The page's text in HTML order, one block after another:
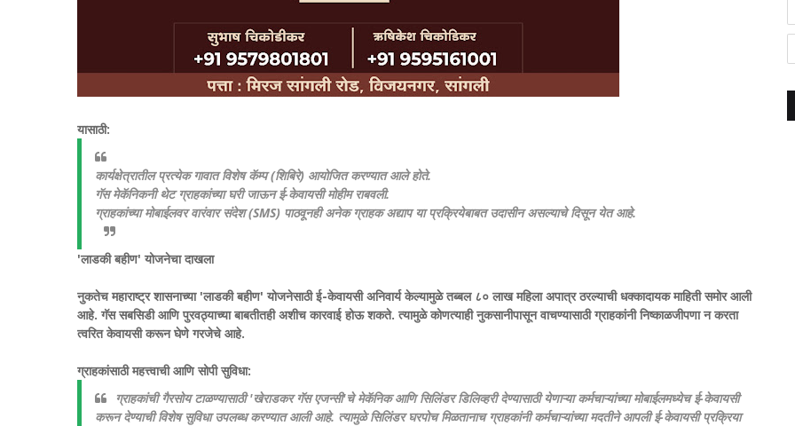
यासाठी:
​कार्यक्षेत्रातील प्रत्येक गावात विशेष कॅम्प (शिबिरे) आयोजित करण्यात आले होते.
​गॅस मेकॅनिकनी थेट ग्राहकांच्या घरी जाऊन ई-केवायसी मोहीम राबवली.
​ग्राहकांच्या मोबाईलवर वारंवार संदेश (SMS) पाठवूनही अनेक ग्राहक अद्याप या प्रक्रियेबाबत उदासीन असल्याचे दिसून येत आहे.
​'लाडकी बहीण' योजनेचा दाखला
​नुकतेच महाराष्ट्र शासनाच्या 'लाडकी बहीण' योजनेसाठी ई-केवायसी अनिवार्य केल्यामुळे तब्बल ८० लाख महिला अपात्र ठरल्याची धक्कादायक माहिती समोर आली
आहे. गॅस सबसिडी आणि पुरवठ्याच्या बाबतीतही अशीच कारवाई होऊ शकते. त्यामुळे कोणत्याही नुकसानीपासून वाचण्यासाठी ग्राहकांनी निष्काळजीपणा न करता
त्वरित केवायसी करून घेणे गरजेचे आहे.
​ग्राहकांसाठी महत्त्वाची आणि सोपी सुविधा:
​ग्राहकांची गैरसोय टाळण्यासाठी 'खेराडकर गॅस एजन्सी'चे मेकॅनिक आणि सिलिंडर डिलिव्हरी देण्यासाठी येणाऱ्या कर्मचाऱ्यांच्या मोबाईलमध्येच ई-केवायसी
करून देण्याची विशेष सुविधा उपलब्ध करण्यात आली आहे. त्यामुळे सिलिंडर घरपोच मिळतानाच ग्राहकांनी कर्मचाऱ्यांच्या मदतीने आपली ई-केवायसी प्रक्रिया